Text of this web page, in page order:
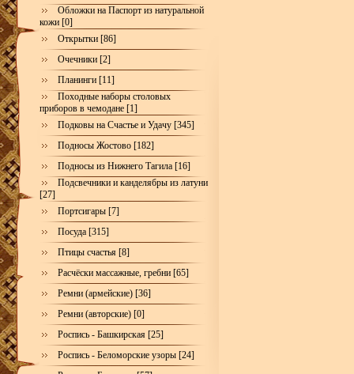
Обложки на Паспорт из натуральной
кожи [0]
Открытки [86]
Очечники [2]
Планинги [11]
Походные наборы столовых
приборов в чемодане [1]
Подковы на Счастье и Удачу [345]
Подносы Жостово [182]
Подносы из Нижнего Тагила [16]
Подсвечники и канделябры из латуни
[27]
Портсигары [7]
Посуда [315]
Птицы счастья [8]
Расчёски массажные, гребни [65]
Ремни (армейские) [36]
Ремни (авторские) [0]
Роспись - Башкирская [25]
Роспись - Беломорские узоры [24]